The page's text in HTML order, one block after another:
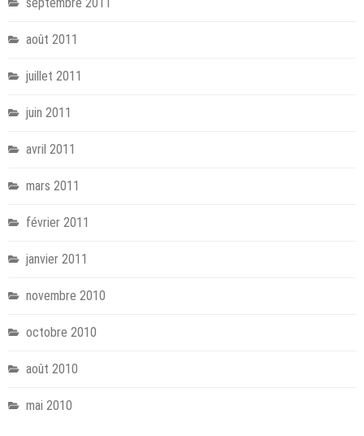
août 2011
juillet 2011
juin 2011
avril 2011
mars 2011
février 2011
janvier 2011
novembre 2010
octobre 2010
août 2010
mai 2010